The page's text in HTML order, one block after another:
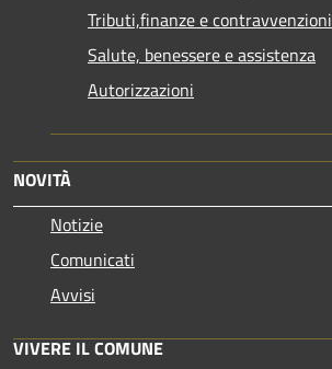
Tributi,finanze e contravvenzioni
Salute, benessere e assistenza
Autorizzazioni
NOVITÀ
Notizie
Comunicati
Avvisi
VIVERE IL COMUNE